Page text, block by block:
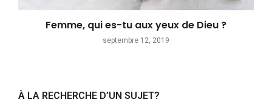
Femme, qui es-tu aux yeux de Dieu ?
septembre 12, 2019
À LA RECHERCHE D’UN SUJET?